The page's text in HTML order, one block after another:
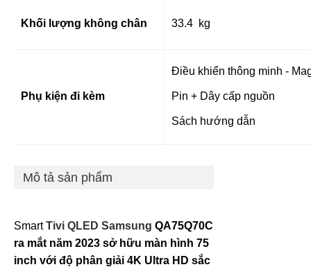
Khối lượng không chân 33.4 kg
Phụ kiện đi kèm
Điều khiển thông minh -
Pin + Dây cấp nguồn
Sách hướng dẫn
Mô tả sản phẩm
SmartTivi QLED Samsung QA75Q70C
ra mắt năm 2023 sở hữu màn hình 75
inch với độ phân giải 4K Ultra HD sắc